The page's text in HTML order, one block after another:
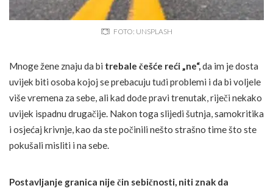
FOTO: UNSPLASH
Mnoge žene znaju da bi trebale češće reći „ne“,da im je dosta
uvijek biti osoba kojoj se prebacuju tuđi problemi i da bi voljele
više vremena za sebe, ali kad dođe pravi trenutak, riječi nekako
uvijek ispadnu drugačije. Nakon toga slijedi šutnja, samokritika
i osjećaj krivnje, kao da ste počinili nešto strašno time što ste
pokušali misliti i na sebe.
Postavljanje granica nije čin sebičnosti, niti znak da